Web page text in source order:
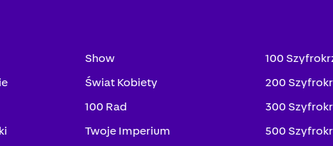
Show
Świat Kobiety
100 Rad
Twoje Imperium
100
200
300
500